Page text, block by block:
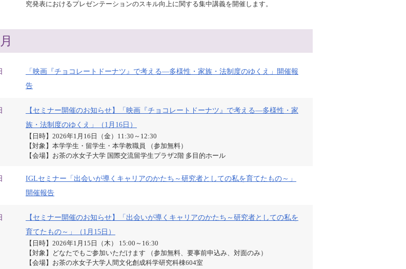
究発表におけるプレゼンテーションのスキル向上に関する集中講義を開催します。
「映画『チョコレートドーナツ』で考える—多様性・家族・法制度のゆくえ」開催報
告
【セミナー開催のお知らせ】「映画『チョコレートドーナツ』で考える—多様性・家
族・法制度のゆくえ」（1月16日）
【日時】2026年1月16日（金）11:30～12:30
【対象】本学学生・留学生・本学教職員 （参加無料）
【会場】お茶の水女子大学 国際交流留学生プラザ2階 多目的ホール
IGLセミナー「出会いが導くキャリアのかたち～研究者としての私を育てたもの～」
開催報告
【セミナー開催のお知らせ】「出会いが導くキャリアのかたち～研究者としての私を
育てたもの～」（1月15日）
【日時】2026年1月15日（木） 15:00～16:30
【対象】どなたでもご参加いただけます （参加無料、要事前申込み、対面のみ）
【会場】お茶の水女子大学人間文化創成科学研究科棟604室